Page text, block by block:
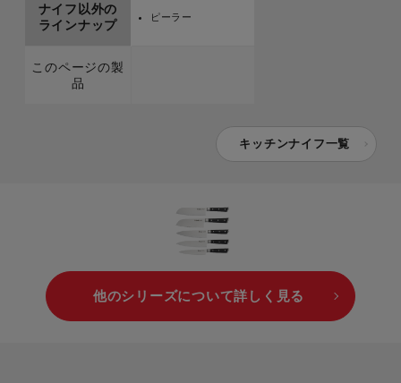
ナイフ以外の
ラインナップ
ピーラー
このページの製
品
キッチンナイフ一覧
他のシリーズについて詳しく見る